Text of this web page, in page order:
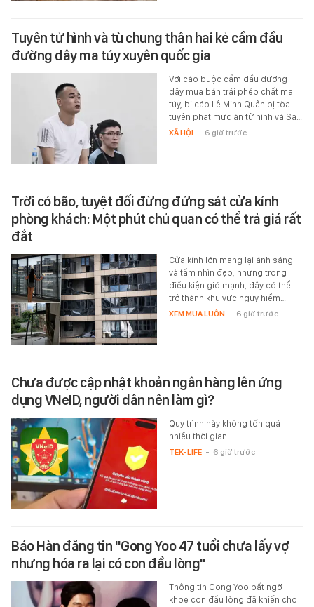
Tuyên tử hình và tù chung thân hai kẻ cầm đầu
đường dây ma túy xuyên quốc gia
Với cáo buộc cầm đầu đường
dây mua bán trái phép chất ma
túy, bị cáo Lê Minh Quân bị tòa
tuyên phạt mức án tử hình và Sa…
XÃ HỘI - 6 giờ trước
Trời có bão, tuyệt đối đừng đứng sát cửa kính
phòng khách: Một phút chủ quan có thể trả giá rất
đắt
Cửa kính lớn mang lại ánh sáng
và tầm nhìn đẹp, nhưng trong
điều kiện gió mạnh, đây có thể
trở thành khu vực nguy hiểm…
XEM MUA LUÔN - 6 giờ trước
Chưa được cập nhật khoản ngân hàng lên ứng
dụng VNeID, người dân nên làm gì?
Quy trình này không tốn quá
nhiều thời gian.
TEK-LIFE - 6 giờ trước
Báo Hàn đăng tin "Gong Yoo 47 tuổi chưa lấy vợ
nhưng hóa ra lại có con đầu lòng"
Thông tin Gong Yoo bất ngờ
khoe con đầu lòng đã khiến cho